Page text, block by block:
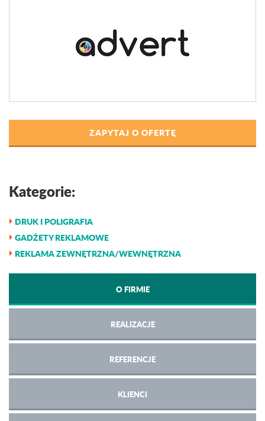
ZAPYTAJ O OFERTĘ
Kategorie:
DRUK I POLIGRAFIA
GADŻETY REKLAMOWE
REKLAMA ZEWNĘTRZNA/WEWNĘTRZNA
O FIRMIE
REALIZACJE
REFERENCJE
KLIENCI